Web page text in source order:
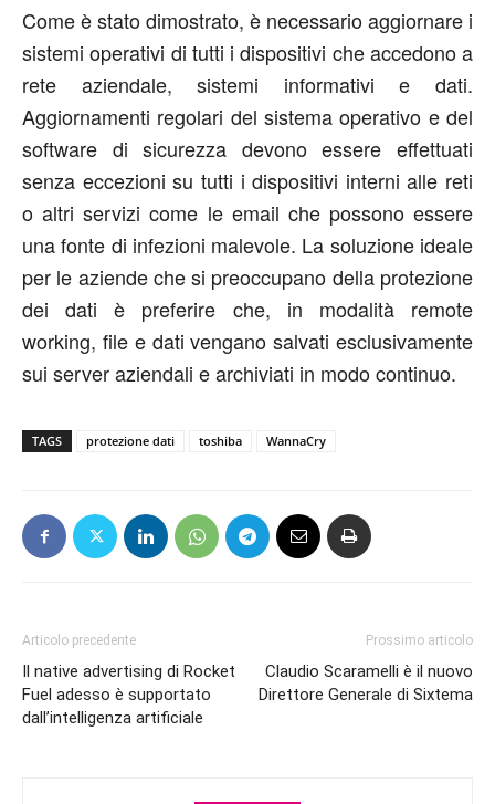
Come è stato dimostrato, è necessario aggiornare i
sistemi operativi di tutti i dispositivi che accedono a
rete aziendale, sistemi informativi e dati.
Aggiornamenti regolari del sistema operativo e del
software di sicurezza devono essere effettuati
senza eccezioni su tutti i dispositivi interni alle reti
o altri servizi come le email che possono essere
una fonte di infezioni malevole. La soluzione ideale
per le aziende che si preoccupano della protezione
dei dati è preferire che, in modalità remote
working, file e dati vengano salvati esclusivamente
sui server aziendali e archiviati in modo continuo.
TAGS protezione dati toshiba WannaCry
Articolo precedente
Il native advertising di Rocket
Fuel adesso è supportato
dall’intelligenza artificiale
Prossimo articolo
Claudio Scaramelli è il nuovo
Direttore Generale di Sixtema